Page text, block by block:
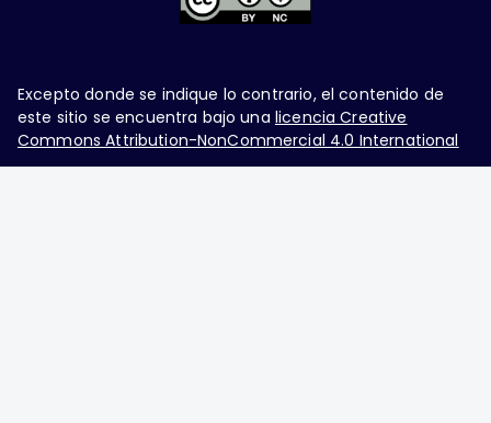
Excepto donde se indique lo contrario, el contenido de
este sitio se encuentra bajo una licencia Creative
Commons Attribution-NonCommercial 4.0 International